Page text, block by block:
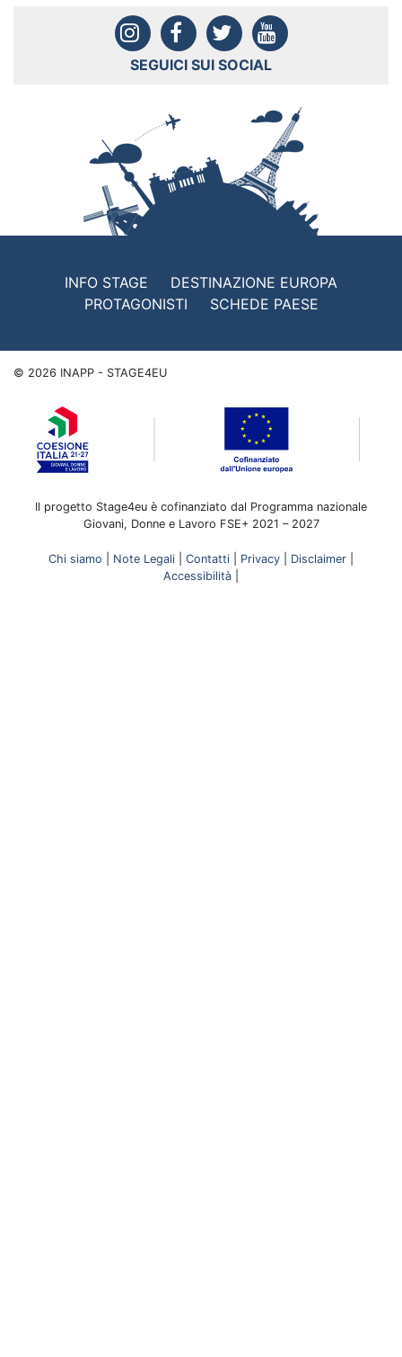
SEGUICI SUI SOCIAL
INFO STAGE
DESTINAZIONE EUROPA
PROTAGONISTI
SCHEDE PAESE
© 2026 INAPP - STAGE4EU
Il progetto Stage4eu è cofinanziato dal Programma nazionale
Giovani, Donne e Lavoro FSE+ 2021 – 2027
Chi siamo Note Legali Contatti Privacy Disclaimer
Accessibilità